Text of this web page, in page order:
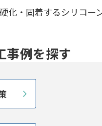
化・固着するシリコー
事例を探す